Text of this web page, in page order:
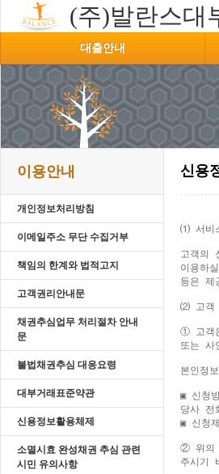
(주)발란스대
대출안내
이용안내
개인정보처리방침
이메일주소 무단 수집거부
책임의 한계와 법적고지
고객권리안내문
채권추심업무 처리절차 안내
문
불법채권추심 대응요령
대부거래표준약관
신용정보활용체제
소멸시효 완성채권 추심 관련
시민 유의사항
신용
⑴ 서비
고객의
이용하
등은 제
⑵ 고객
① 고객
또는 사
본인정
▣ 신청
당사
▣ 신청
② 위의
주시기